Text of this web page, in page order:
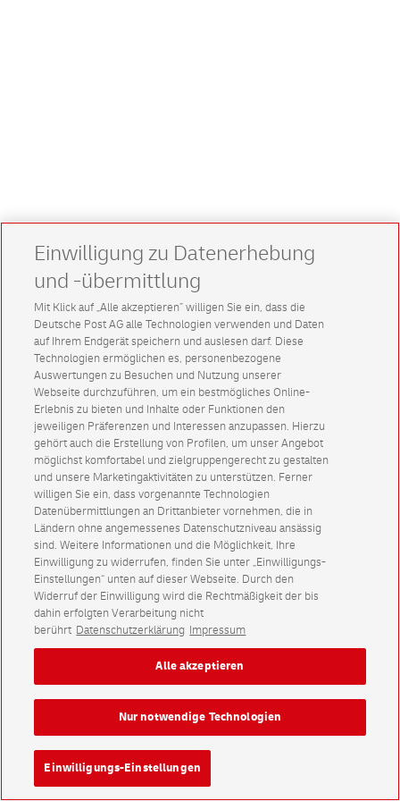
Einwilligung zu Datenerhebung
und -übermittlung
Mit Klick auf „Alle akzeptieren” willigen Sie ein, dass die
Deutsche Post AG alle Technologien verwenden und Daten
auf Ihrem Endgerät speichern und auslesen darf. Diese
Technologien ermöglichen es, personenbezogene
Auswertungen zu Besuchen und Nutzung unserer
Webseite durchzuführen, um ein bestmögliches Online-
Erlebnis zu bieten und Inhalte oder Funktionen den
jeweiligen Präferenzen und Interessen anzupassen. Hierzu
gehört auch die Erstellung von Profilen, um unser Angebot
möglichst komfortabel und zielgruppengerecht zu gestalten
und unsere Marketingaktivitäten zu unterstützen. Ferner
willigen Sie ein, dass vorgenannte Technologien
Datenübermittlungen an Drittanbieter vornehmen, die in
Ländern ohne angemessenes Datenschutzniveau ansässig
sind. Weitere Informationen und die Möglichkeit, Ihre
Einwilligung zu widerrufen, finden Sie unter „Einwilligungs-
Einstellungen“ unten auf dieser Webseite. Durch den
Widerruf der Einwilligung wird die Rechtmäßigkeit der bis
dahin erfolgten Verarbeitung nicht
berührt Datenschutzerklärung Impressum
Einwilligungs-Einstellungen
Nur notwendige Technologien
Alle akzeptieren